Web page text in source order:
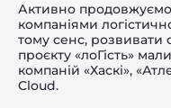
Активно
компаніями
тому сенс,
проєкту «лоГість»
компаній «Хаскі»,
Cloud.